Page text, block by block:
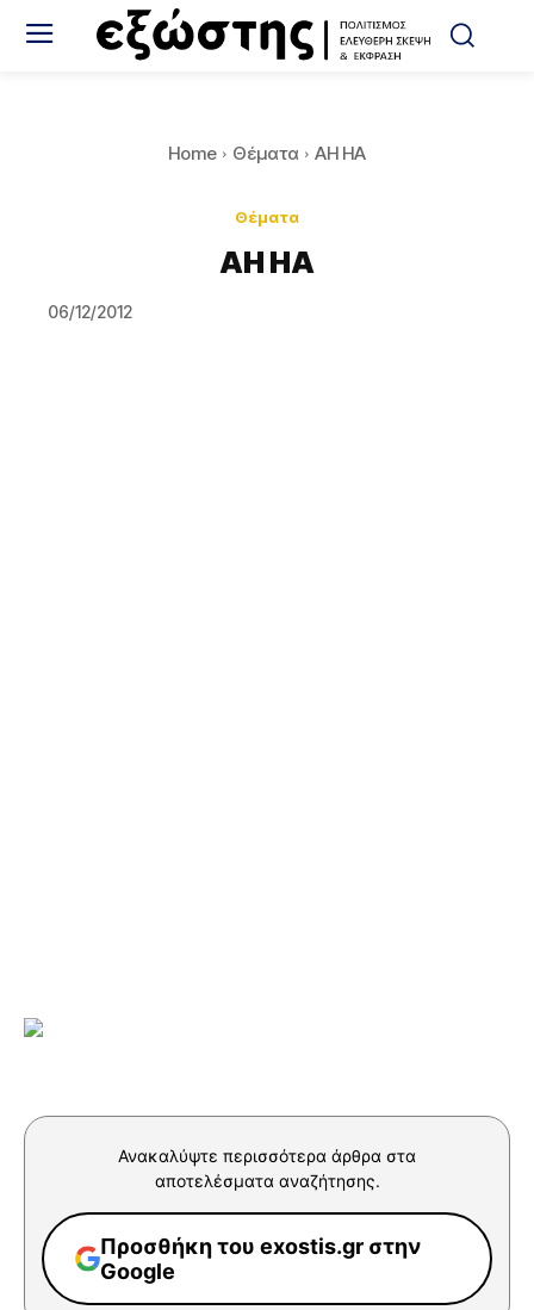
Home Θέματα AH HA
Θέματα
AH HA
06/12/2012
Ανακαλύψτε περισσότερα άρθρα στα
αποτελέσματα αναζήτησης.
Προσθήκη του exostis.gr στην
Google